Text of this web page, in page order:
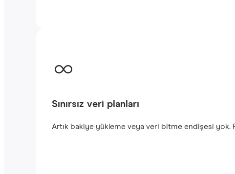
Sınırsız veri planları
Artık bakiye yükleme veya veri bitme endişesi yok.